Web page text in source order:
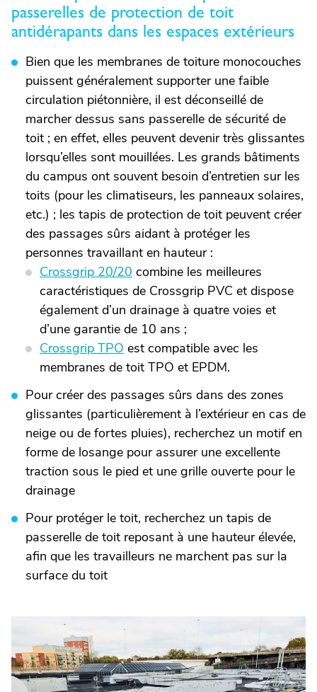
passerelles de protection de toit
antidérapants dans les espaces extérieurs
Bien que les membranes de toiture monocouches
puissent généralement supporter une faible
circulation piétonnière, il est déconseillé de
marcher dessus sans passerelle de sécurité de
toit ; en effet, elles peuvent devenir très glissantes
lorsqu’elles sont mouillées. Les grands bâtiments
du campus ont souvent besoin d’entretien sur les
toits (pour les climatiseurs, les panneaux solaires,
etc.) ; les tapis de protection de toit peuvent créer
des passages sûrs aidant à protéger les
personnes travaillant en hauteur :
Crossgrip 20/20 combine les meilleures
caractéristiques de Crossgrip PVC et dispose
également d’un drainage à quatre voies et
d’une garantie de 10 ans ;
Crossgrip TPO est compatible avec les
membranes de toit TPO et EPDM.
Pour créer des passages sûrs dans des zones
glissantes (particulièrement à l’extérieur en cas de
neige ou de fortes pluies), recherchez un motif en
forme de losange pour assurer une excellente
traction sous le pied et une grille ouverte pour le
drainage
Pour protéger le toit, recherchez un tapis de
passerelle de toit reposant à une hauteur élevée,
afin que les travailleurs ne marchent pas sur la
surface du toit